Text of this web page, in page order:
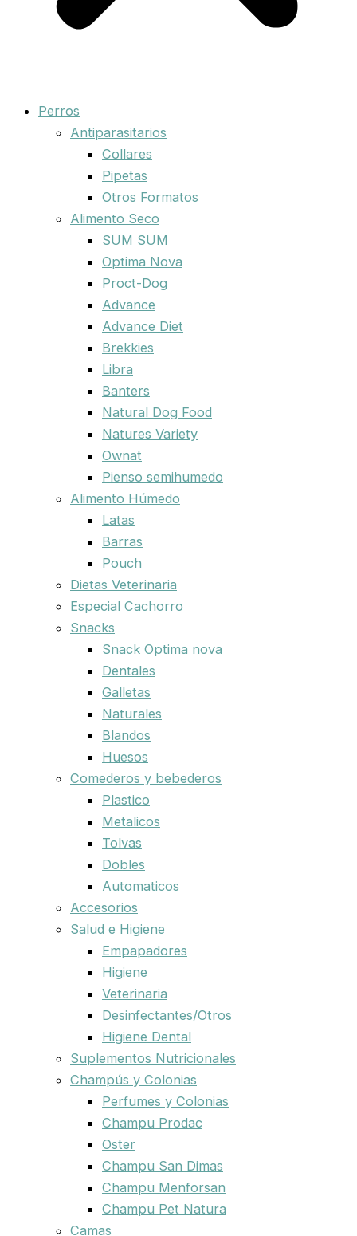
Perros
Antiparasitarios
Collares
Pipetas
Otros Formatos
Alimento Seco
SUM SUM
Optima Nova
Proct-Dog
Advance
Advance Diet
Brekkies
Libra
Banters
Natural Dog Food
Natures Variety
Ownat
Pienso semihumedo
Alimento Húmedo
Latas
Barras
Pouch
Dietas Veterinaria
Especial Cachorro
Snacks
Snack Optima nova
Dentales
Galletas
Naturales
Blandos
Huesos
Comederos y bebederos
Plastico
Metalicos
Tolvas
Dobles
Automaticos
Accesorios
Salud e Higiene
Empapadores
Higiene
Veterinaria
Desinfectantes/Otros
Higiene Dental
Suplementos Nutricionales
Champús y Colonias
Perfumes y Colonias
Champu Prodac
Oster
Champu San Dimas
Champu Menforsan
Champu Pet Natura
Camas